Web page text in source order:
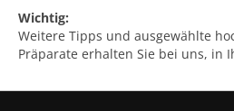
Wichtig:
Weitere Tipps und ausgewählte
Präparate erhalten Sie bei uns, in